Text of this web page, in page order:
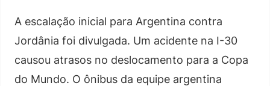
A escalação inicial para Argentina contra
Jordânia foi divulgada. Um acidente na I-30
causou atrasos no deslocamento para a Copa
do Mundo. O ônibus da equipe argentina